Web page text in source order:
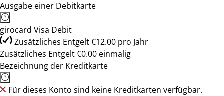
Ausgabe einer Debitkarte
girocard Visa Debit
Zusätzliches Entgelt €12.00 pro Jahr
Zusätzliches Entgelt €0.00 einmalig
Bezeichnung der Kreditkarte
Für dieses Konto sind keine Kreditkarten verfügbar.